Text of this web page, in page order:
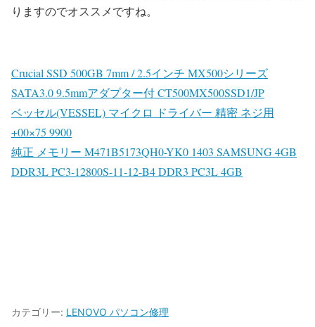
りますのでオススメですね。
Crucial SSD 500GB 7mm / 2.5インチ MX500シリーズ
SATA3.0 9.5mmアダプター付 CT500MX500SSD1/JP
ベッセル(VESSEL) マイクロ ドライバー 精密 ネジ用
+00×75 9900
純正 メモリー M471B5173QH0-YK0 1403 SAMSUNG 4GB
DDR3L PC3-12800S-11-12-B4 DDR3 PC3L 4GB
カテゴリー: LENOVO パソコン修理